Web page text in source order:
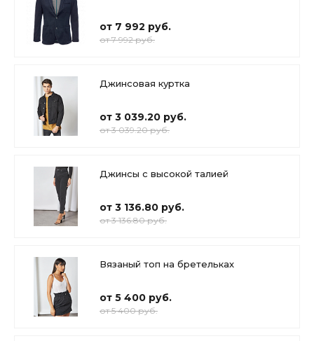
от 7 992 руб.
от 7 992 руб.
Джинсовая куртка
от 3 039.20 руб.
от 3 039.20 руб.
Джинсы с высокой талией
от 3 136.80 руб.
от 3 136.80 руб.
Вязаный топ на бретельках
от 5 400 руб.
от 5 400 руб.